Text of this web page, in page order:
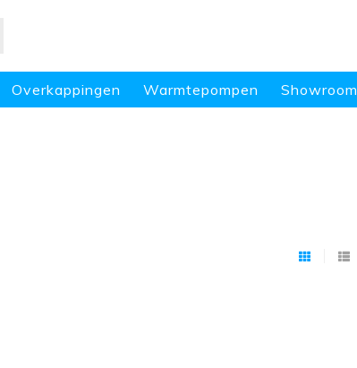
Overkappingen Warmtepompen Showroom